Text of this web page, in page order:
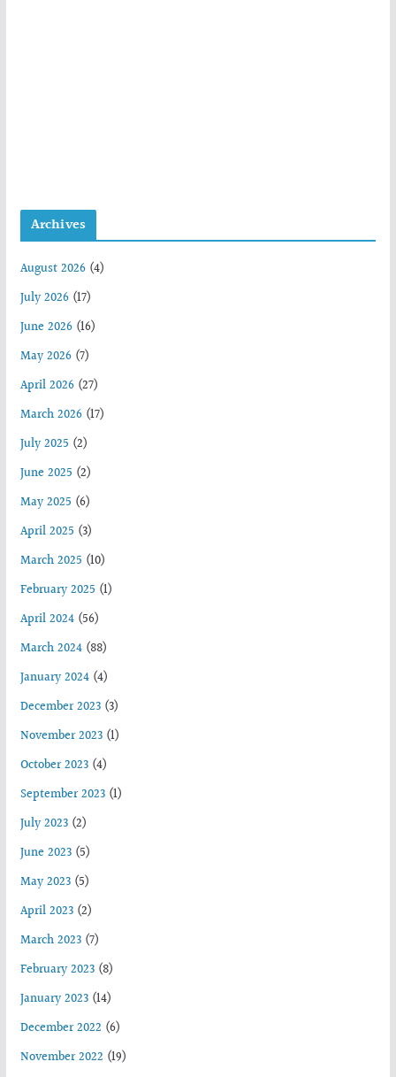
Archives
August 2026(4)
July 2026(17)
June 2026(16)
May 2026(7)
April 2026(27)
March 2026(17)
July 2025 (2)
June 2025 (2)
May 2025 (6)
April 2025 (3)
March 2025 (10)
February 2025 (1)
April 2024(56)
March 2024(88)
January 2024(4)
December 2023(3)
November 2023(1)
October 2023(4)
September 2023(1)
July 2023(2)
June 2023(5)
May 2023(5)
April 2023(2)
March 2023(7)
February 2023(8)
January 2023(14)
December 2022 (6)
November 2022 (19)